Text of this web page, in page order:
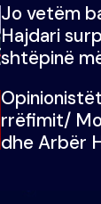
çoja luftën
Jo vetëm
Hajdari
shtëpinë
vajzën e tij
rrëfimit/
dhe Arbër